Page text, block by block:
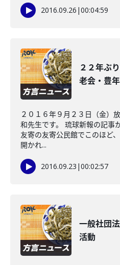
2016.09.26 |00:04:59
２２年ぶ
老会・豊
２０１６年９月２３日（金）
和先生です。 琉球新報の記事
友寄の友寄公民館でこのほど
開かれ...
2016.09.23 |00:02:57
一般社団
活動